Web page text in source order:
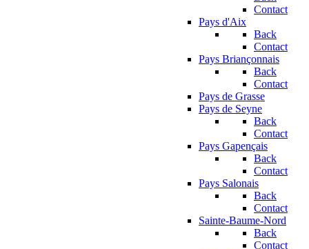
Contact
Pays d'Aix
Back
Contact
Pays Briançonnais
Back
Contact
Pays de Grasse
Pays de Seyne
Back
Contact
Pays Gapençais
Back
Contact
Pays Salonais
Back
Contact
Sainte-Baume-Nord
Back
Contact